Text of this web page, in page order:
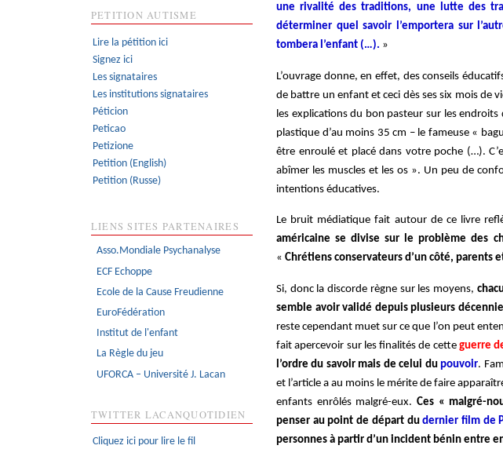
une rivalité des traditions, une lutte des
déterminer quel savoir l’emportera sur
tombera l’enfant (…). »
L’ouvrage donne, en effet, des conseils
de battre un enfant et ceci dès ses six mois de
les explications du bon pasteur sur les
plastique d’au moins 35 cm – le fameuse «
être enroulé et placé dans votre poche (…).
abîmer les muscles et les os ». Un peu de
intentions éducatives.
Le bruit médiatique fait autour de ce livre
américaine se divise sur le problème des
« Chrétiens conservateurs d’un côté, parents
Si, donc la discorde règne sur les moyens,
semble avoir validé depuis plusieurs
reste cependant muet sur ce que l’on peut
fait apercevoir sur les finalités de cetteguerre
l’ordre du savoir mais de celui dupouvoir.
et l’article a au moins le mérite de faire
enfants enrôlés malgré-eux. Ces « malgré-
penser au point de départ du dernier film de
personnes à partir d’un incident bénin entre
PETITION AUTISME
Lire la pétition ici
Signez ici
Les signataires
Les institutions signataires
Péticion
Peticao
Petizione
Petition (English)
Petition (Russe)
LIENS SITES PARTENAIRES
Asso.Mondiale Psychanalyse
ECF Echoppe
Ecole de la Cause Freudienne
EuroFédération
Institut de l'enfant
La Règle du jeu
UFORCA – Université J. Lacan
TWITTER LACANQUOTIDIEN
Cliquez ici pour lire le fil